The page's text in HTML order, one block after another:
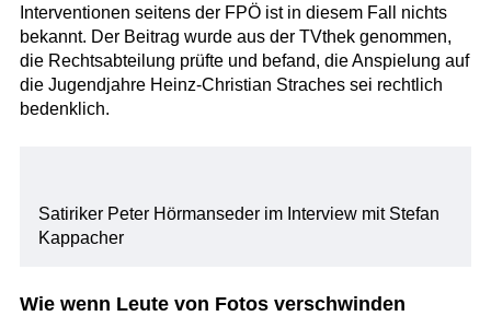
Interventionen seitens der FPÖ ist in diesem Fall nichts
bekannt. Der Beitrag wurde aus der TVthek genommen,
die Rechtsabteilung prüfte und befand, die Anspielung auf
die Jugendjahre Heinz-Christian Straches sei rechtlich
bedenklich.
Satiriker Peter Hörmanseder im Interview mit Stefan
Kappacher
Wie wenn Leute von Fotos verschwinden